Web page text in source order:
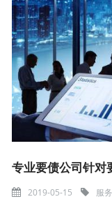
专业要债公司针对
2019-05-15 服